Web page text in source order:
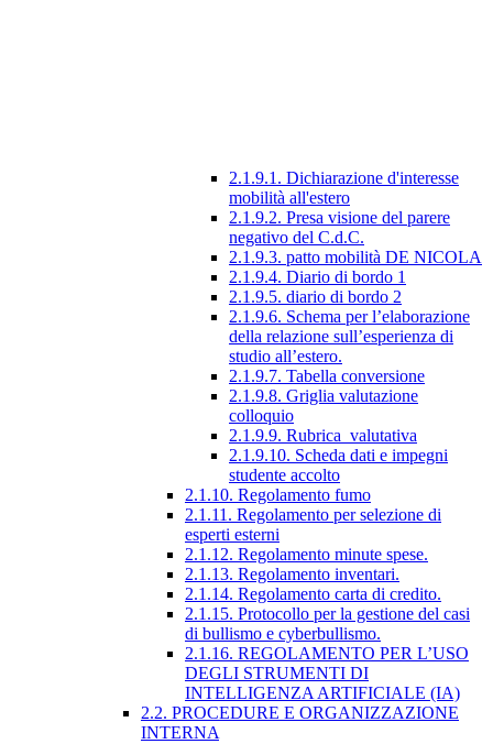
2.1.9.1. Dichiarazione d'interesse
mobilità all'estero
2.1.9.2. Presa visione del parere
negativo del C.d.C.
2.1.9.3. patto mobilità DE NICOLA
2.1.9.4. Diario di bordo 1
2.1.9.5. diario di bordo 2
2.1.9.6. Schema per l’elaborazione
della relazione sull’esperienza di
studio all’estero.
2.1.9.7. Tabella conversione
2.1.9.8. Griglia valutazione
colloquio
2.1.9.9. Rubrica_valutativa
2.1.9.10. Scheda dati e impegni
studente accolto
2.1.10. Regolamento fumo
2.1.11. Regolamento per selezione di
esperti esterni
2.1.12. Regolamento minute spese.
2.1.13. Regolamento inventari.
2.1.14. Regolamento carta di credito.
2.1.15. Protocollo per la gestione del casi
di bullismo e cyberbullismo.
2.1.16. REGOLAMENTO PER L’USO
DEGLI STRUMENTI DI
INTELLIGENZA ARTIFICIALE (IA)
2.2. PROCEDURE E ORGANIZZAZIONE
INTERNA